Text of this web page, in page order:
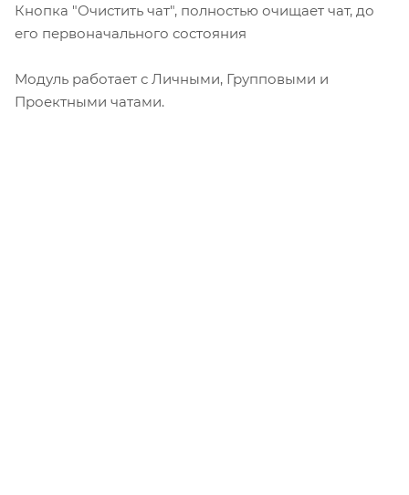
Кнопка "Очистить чат", полностью очищает чат, до
его первоначального состояния
Модуль работает с Личными, Групповыми и
Проектными чатами.